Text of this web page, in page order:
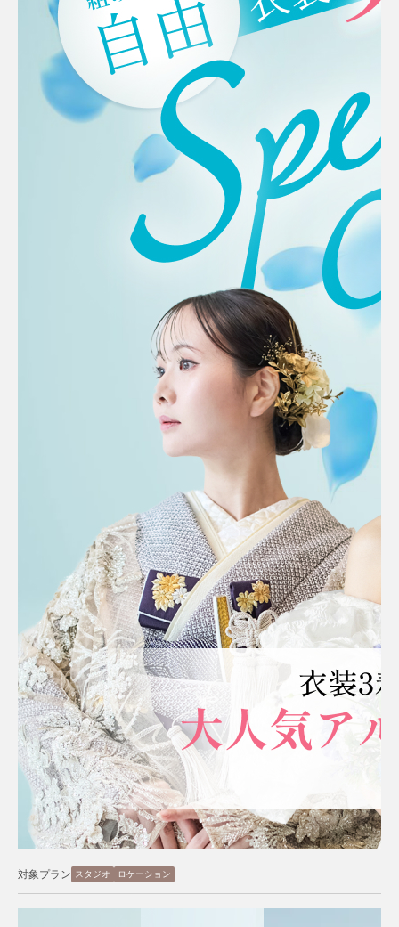
対象プラン スタジオ ロケーション